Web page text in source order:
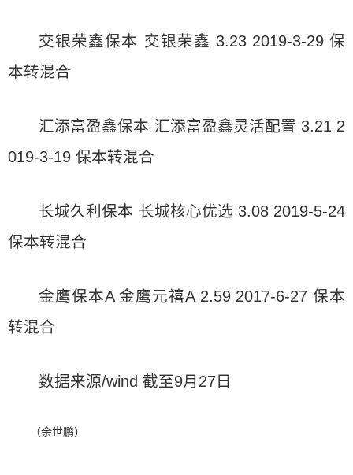
交银荣鑫保本 交银荣鑫 3.23 2019-3-29 保
本转混合
汇添富盈鑫保本 汇添富盈鑫灵活配置 3.21 2
019-3-19 保本转混合
长城久利保本 长城核心优选 3.08 2019-5-24
保本转混合
金鹰保本A 金鹰元禧A 2.59 2017-6-27 保本
转混合
数据来源/wind 截至9月27日
（余世鹏）